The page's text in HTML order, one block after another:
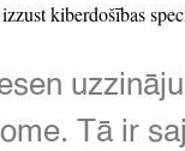
kiberdošības
Tā ir